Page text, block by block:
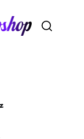
Otwórz